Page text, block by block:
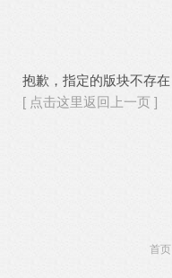
抱歉，指定的版块不存在
[ 点击这里返回上一页 ]
首页